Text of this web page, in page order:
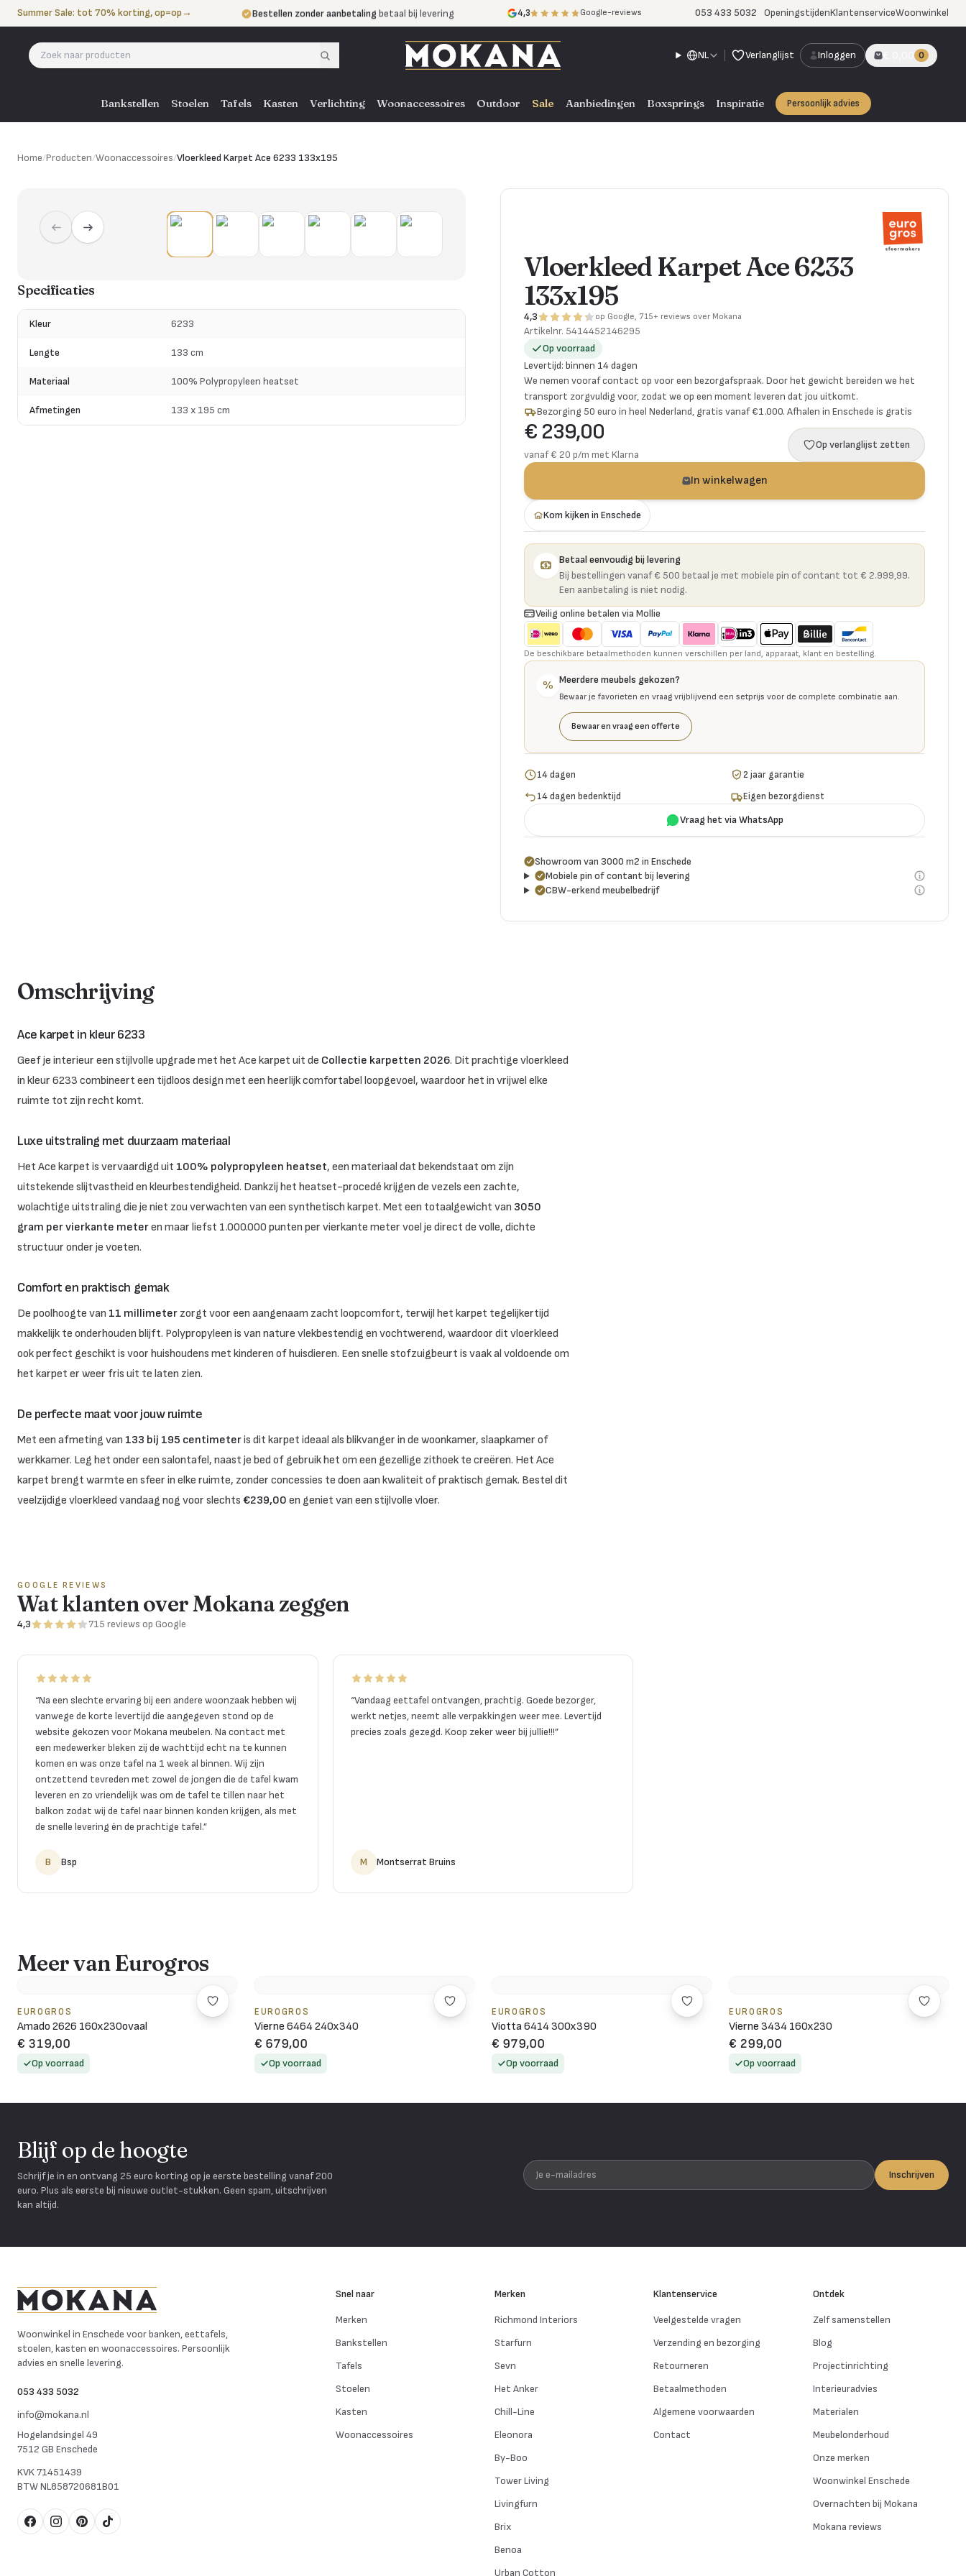
Naar de inhoud
Summer Sale: tot 70% korting, op=op→ Bestellen zonder aanbetaling betaal bij levering
Eigen bezorgdienst door heel NL, BE en DE
4,3 Google-reviews 053 433 5032 OpeningstijdenKlantenserviceWoonwinkel
NL Verlanglijst Inloggen € 0,00 0
Bankstellen Stoelen Tafels Kasten Verlichting Woonaccessoires Outdoor Sale Aanbiedingen Boxsprings Inspiratie Persoonlijk advies
Home/Producten/Woonaccessoires/Vloerkleed Karpet Ace 6233 133x195
Specificaties
Kleur 6233
Lengte 133 cm
Materiaal 100% Polypropyleen heatset
Afmetingen 133 x 195 cm
Vloerkleed Karpet Ace 6233
133x195
4,3 op Google, 715+ reviews over Mokana
Artikelnr. 5414452146295
Op voorraad
Levertijd: binnen 14 dagen
We nemen vooraf contact op voor een bezorgafspraak. Door het gewicht bereiden we het
transport zorgvuldig voor, zodat we op een moment leveren dat jou uitkomt.
Bezorging 50 euro in heel Nederland, gratis vanaf €1.000. Afhalen in Enschede is gratis
€ 239,00
vanaf € 20 p/m met Klarna
Op verlanglijst zetten
In winkelwagen
Kom kijken in Enschede
Betaal eenvoudig bij levering
Bij bestellingen vanaf € 500 betaal je met mobiele pin of contant tot € 2.999,99.
Een aanbetaling is niet nodig.
Veilig online betalen via Mollie
De beschikbare betaalmethoden kunnen verschillen per land, apparaat, klant en bestelling.
% Meerdere meubels gekozen?
Bewaar je favorieten en vraag vrijblijvend een setprijs voor de complete combinatie aan.
Bewaar en vraag een offerte
14 dagen
2 jaar garantie
14 dagen bedenktijd
Eigen bezorgdienst
Vraag het via WhatsApp
Showroom van 3000 m2 in Enschede
Mobiele pin of contant bij levering
CBW-erkend meubelbedrijf
Omschrijving
Ace karpet in kleur 6233
Geef je interieur een stijlvolle upgrade met het Ace karpet uit de Collectie karpetten 2026. Dit prachtige vloerkleed
in kleur 6233 combineert een tijdloos design met een heerlijk comfortabel loopgevoel, waardoor het in vrijwel elke
ruimte tot zijn recht komt.
Luxe uitstraling met duurzaam materiaal
Het Ace karpet is vervaardigd uit 100% polypropyleen heatset, een materiaal dat bekendstaat om zijn
uitstekende slijtvastheid en kleurbestendigheid. Dankzij het heatset-procedé krijgen de vezels een zachte,
wolachtige uitstraling die je niet zou verwachten van een synthetisch karpet. Met een totaalgewicht van 3050
gram per vierkante meteren maar liefst 1.000.000 punten per vierkante meter voel je direct de volle, dichte
structuur onder je voeten.
Comfort en praktisch gemak
De poolhoogte van 11 millimeterzorgt voor een aangenaam zacht loopcomfort, terwijl het karpet tegelijkertijd
makkelijk te onderhouden blijft. Polypropyleen is van nature vlekbestendig en vochtwerend, waardoor dit vloerkleed
ook perfect geschikt is voor huishoudens met kinderen of huisdieren. Een snelle stofzuigbeurt is vaak al voldoende om
het karpet er weer fris uit te laten zien.
De perfecte maat voor jouw ruimte
Met een afmeting van 133 bij 195 centimeteris dit karpet ideaal als blikvanger in de woonkamer, slaapkamer of
werkkamer. Leg het onder een salontafel, naast je bed of gebruik het om een gezellige zithoek te creëren. Het Ace
karpet brengt warmte en sfeer in elke ruimte, zonder concessies te doen aan kwaliteit of praktisch gemak. Bestel dit
veelzijdige vloerkleed vandaag nog voor slechts €239,00 en geniet van een stijlvolle vloer.
GOOGLE REVIEWS
Wat klanten over Mokana zeggen
4,3 715 reviews op Google
“Na een slechte ervaring bij een andere woonzaak hebben wij
vanwege de korte levertijd die aangegeven stond op de
website gekozen voor Mokana meubelen. Na contact met
een medewerker bleken zij de wachttijd echt na te kunnen
komen en was onze tafel na 1 week al binnen. Wij zijn
ontzettend tevreden met zowel de jongen die de tafel kwam
leveren en zo vriendelijk was om de tafel te tillen naar het
balkon zodat wij de tafel naar binnen konden krijgen, als met
de snelle levering én de prachtige tafel.”
B Bsp
“Vandaag eettafel ontvangen, prachtig. Goede bezorger,
werkt netjes, neemt alle verpakkingen weer mee. Levertijd
precies zoals gezegd. Koop zeker weer bij jullie!!!”
M Montserrat Bruins
Meer van Eurogros
EUROGROS
Amado 2626 160x230ovaal
€ 319,00
Op voorraad
EUROGROS
Vierne 6464 240x340
€ 679,00
Op voorraad
EUROGROS
Viotta 6414 300x390
€ 979,00
Op voorraad
EUROGROS
Vierne 3434 160x230
€ 299,00
Op voorraad
Blijf op de hoogte
Schrijf je in en ontvang 25 euro korting op je eerste bestelling vanaf 200
euro. Plus als eerste bij nieuwe outlet-stukken. Geen spam, uitschrijven
kan altijd.
Je e-mailadres
Inschrijven
Woonwinkel in Enschede voor banken, eettafels,
stoelen, kasten en woonaccessoires. Persoonlijk
advies en snelle levering.
053 433 5032
info@mokana.nl
Hogelandsingel 49
7512 GB Enschede
KVK71451439
BTWNL858720681B01
FacebookInstagram
Pinterest
TikTok
Snel naar
Merken
Bankstellen
Tafels
Stoelen
Kasten
Woonaccessoires
Merken
Richmond Interiors
Starfurn
Sevn
Het Anker
Chill-Line
Eleonora
By-Boo
Tower Living
Livingfurn
Brix
Benoa
Urban Cotton
Klantenservice
Veelgestelde vragen
Verzending en bezorging
Retourneren
Betaalmethoden
Algemene voorwaarden
Contact
Ontdek
Zelf samenstellen
Blog
Projectinrichting
Interieuradvies
Materialen
Meubelonderhoud
Onze merken
Woonwinkel Enschede
Overnachten bij Mokana
Mokana reviews